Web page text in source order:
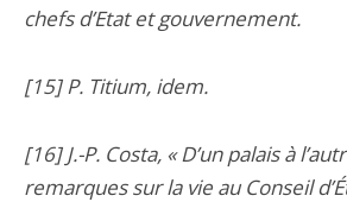
chefs d’Etat et gouvernement.
[15] P. Titium, idem.
[16] J.-P. Costa, « D’un palais à
remarques sur la vie au Conseil